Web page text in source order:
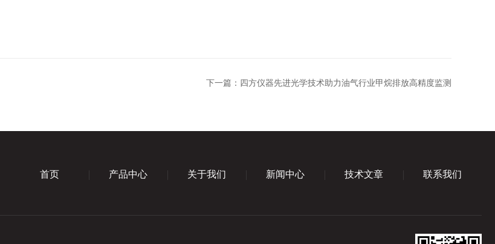
下一篇： 四方仪器先进光学技术助力油气行业甲烷排放高精度监测
首页 产品中心 关于我们 新闻中心 技术文章 联系我们